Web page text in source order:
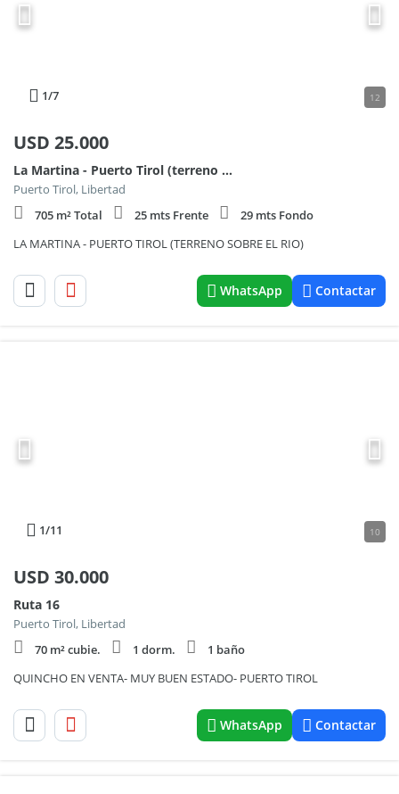
1/7 12
USD 25.000
La Martina - Puerto Tirol (terreno Unico Sobre El
Puerto Tirol, Libertad
705 m² Total
25 mts Frente
29 mts Fondo
LA MARTINA - PUERTO TIROL (TERRENO SOBRE EL RIO)
WhatsApp Contactar
1/11 10
USD 30.000
Ruta 16
Puerto Tirol, Libertad
70 m² cubie.
1 dorm.
1 baño
QUINCHO EN VENTA- MUY BUEN ESTADO- PUERTO TIROL
WhatsApp Contactar